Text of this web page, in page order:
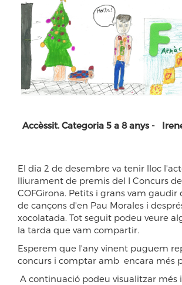
Accèssit. Categoria 5 a 8 anys -
El dia 2 de desembre va tenir lloc
lliurament de premis del I Concurs
COFGirona. Petits i grans vam gaudir
de cançons d'en Pau Morales i
xocolatada. Tot seguit podeu veure
la tarda que vam compartir.
Esperem que l'any vinent puguem
concurs i comptar amb encara més
A continuació podeu visualitzar més